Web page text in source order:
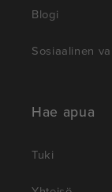
Blogi
Sosiaalinen
Hae apua
Tuki